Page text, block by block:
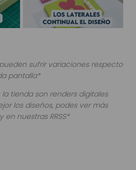
sufrir variaciones respecto
pantalla*
tienda son renders digitales
los diseños, podes ver más
en nuestras RRSS*